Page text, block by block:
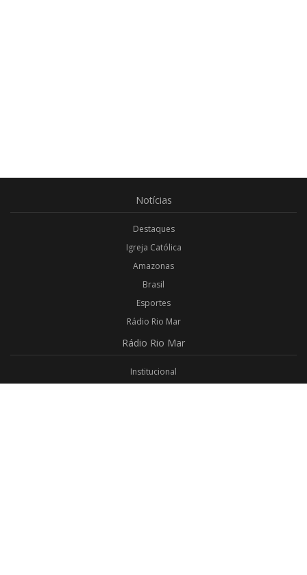
Notícias
Destaques
Igreja Católica
Amazonas
Brasil
Esportes
Rádio Rio Mar
Rádio Rio Mar
Institucional